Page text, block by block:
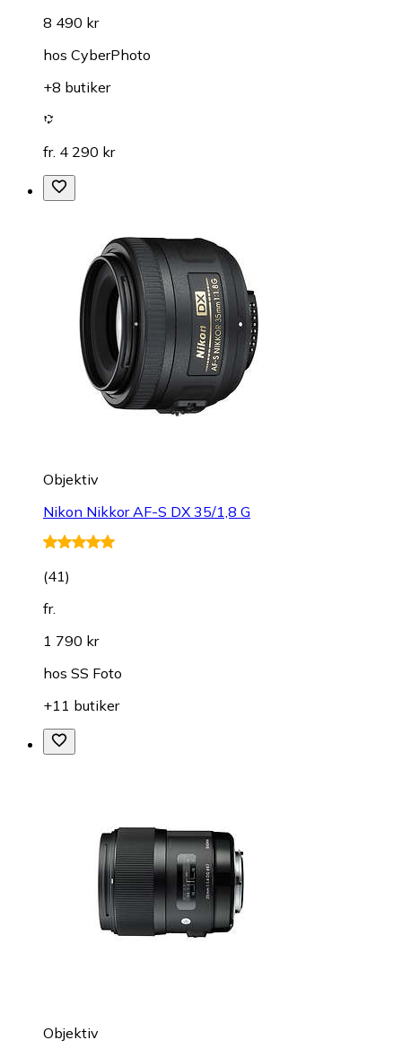
8 490 kr
hos CyberPhoto
+8 butiker
fr. 4 290 kr
Objektiv
Nikon Nikkor AF-S DX 35/1,8 G
(41)
fr.
1 790 kr
hos SS Foto
+11 butiker
Objektiv